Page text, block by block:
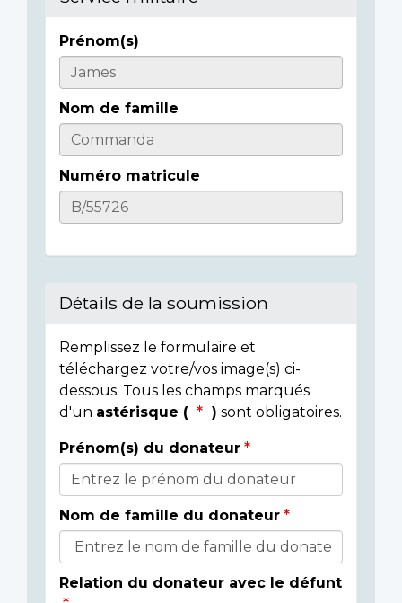
Informations
sur
l'individu
Prénom(s)
Nom de famille
Numéro matricule
Détails de la soumission
Remplissez le formulaire et
téléchargez votre/vos image(s) ci-
dessous. Tous les champs marqués
d'un astérisque ( ) sont obligatoires.
Détails
du
donateur
Prénom(s) du donateur
Nom de famille du donateur
Relation du donateur avec le défunt